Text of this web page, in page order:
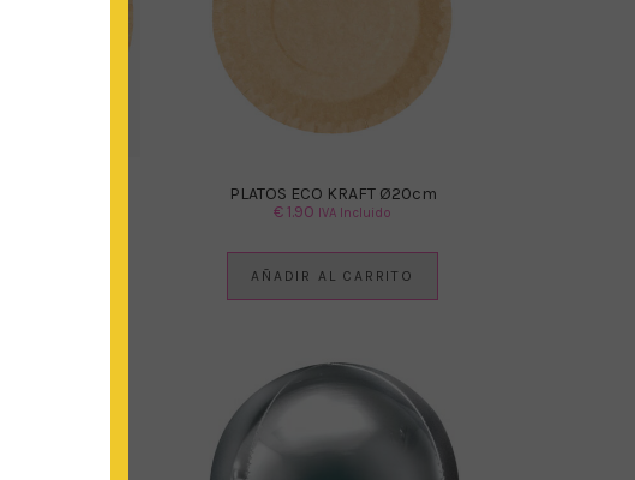
PLATOS ECO KRAFT Ø20cm
€1.90 IVA Incluido
AÑADIR AL CARRITO